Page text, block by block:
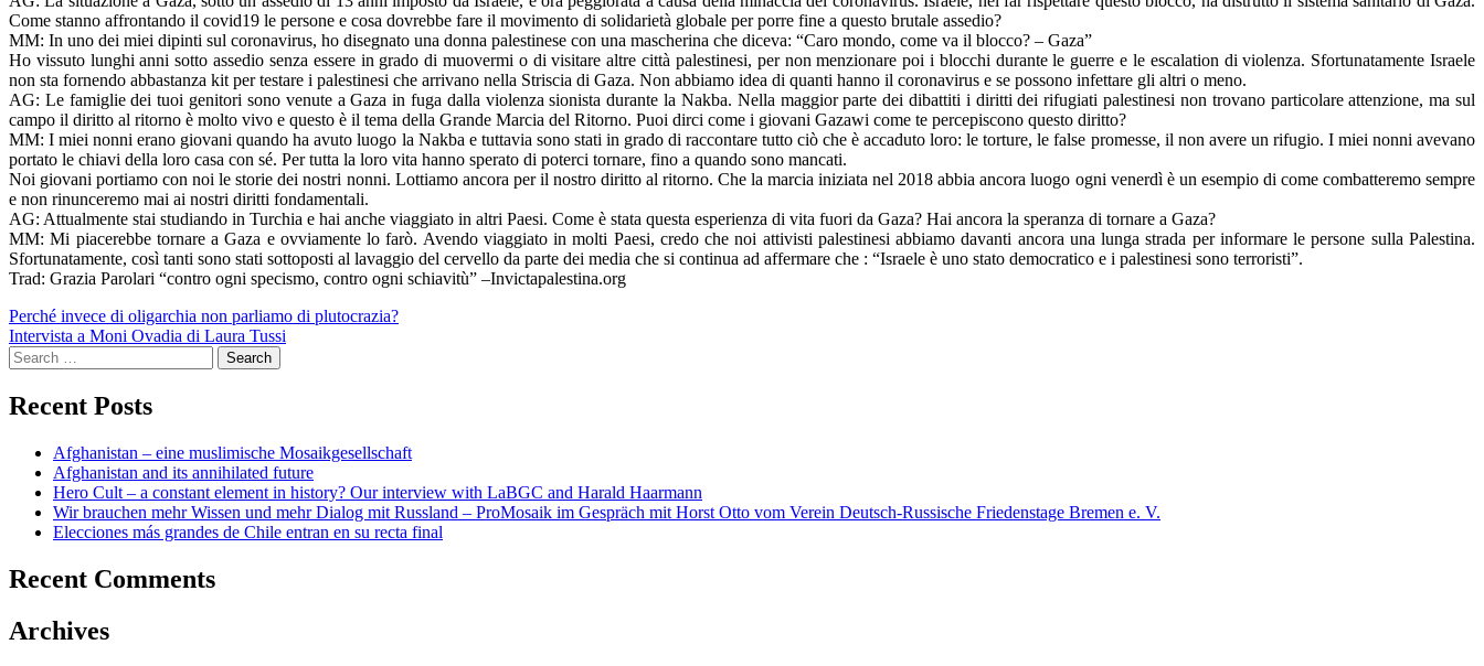
Come stanno affrontando il covid19 le persone e cosa dovrebbe fare il movimento di solidarietà globale per porre fine a questo brutale assedio?
MM: In uno dei miei dipinti sul coronavirus, ho disegnato una donna palestinese con una mascherina che diceva: “Caro mondo, come va il blocco? – Gaza”
Ho vissuto lunghi anni sotto assedio senza essere in grado di muovermi o di visitare altre città palestinesi, per non menzionare poi i blocchi durante le guerre e le escalation di violenza. Sfortunatamente Israele
non sta fornendo abbastanza kit per testare i palestinesi che arrivano nella Striscia di Gaza. Non abbiamo idea di quanti hanno il coronavirus e se possono infettare gli altri o meno.
AG: Le famiglie dei tuoi genitori sono venute a Gaza in fuga dalla violenza sionista durante la Nakba. Nella maggior parte dei dibattiti i diritti dei rifugiati palestinesi non trovano particolare attenzione, ma sul
campo il diritto al ritorno è molto vivo e questo è il tema della Grande Marcia del Ritorno. Puoi dirci come i giovani Gazawi come te percepiscono questo diritto?
MM: I miei nonni erano giovani quando ha avuto luogo la Nakba e tuttavia sono stati in grado di raccontare tutto ciò che è accaduto loro: le torture, le false promesse, il non avere un rifugio. I miei nonni avevano
portato le chiavi della loro casa con sé. Per tutta la loro vita hanno sperato di poterci tornare, fino a quando sono mancati.
Noi giovani portiamo con noi le storie dei nostri nonni. Lottiamo ancora per il nostro diritto al ritorno. Che la marcia iniziata nel 2018 abbia ancora luogo ogni venerdì è un esempio di come combatteremo sempre
e non rinunceremo mai ai nostri diritti fondamentali.
AG: Attualmente stai studiando in Turchia e hai anche viaggiato in altri Paesi. Come è stata questa esperienza di vita fuori da Gaza? Hai ancora la speranza di tornare a Gaza?
MM: Mi piacerebbe tornare a Gaza e ovviamente lo farò. Avendo viaggiato in molti Paesi, credo che noi attivisti palestinesi abbiamo davanti ancora una lunga strada per informare le persone sulla Palestina.
Sfortunatamente, così tanti sono stati sottoposti al lavaggio del cervello da parte dei media che si continua ad affermare che : “Israele è uno stato democratico e i palestinesi sono terroristi”.
Trad: Grazia Parolari “contro ogni specismo, contro ogni schiavitù” –Invictapalestina.org
Post
navigation
Perché invece di oligarchia non parliamo di plutocrazia?
Intervista a Moni Ovadia di Laura Tussi
Search
for:
Recent Posts
Afghanistan – eine muslimische Mosaikgesellschaft
Afghanistan and its annihilated future
Hero Cult – a constant element in history? Our interview with LaBGC and Harald Haarmann
Wir brauchen mehr Wissen und mehr Dialog mit Russland – ProMosaik im Gespräch mit Horst Otto vom Verein Deutsch-Russische Friedenstage Bremen e. V.
Elecciones más grandes de Chile entran en su recta final
Recent Comments
Archives